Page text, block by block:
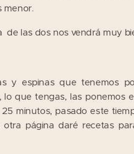
menor.
de las dos nos vendrá muy
y espinas que tenemos
lo que tengas, las
minutos, pasado este
página daré recetas